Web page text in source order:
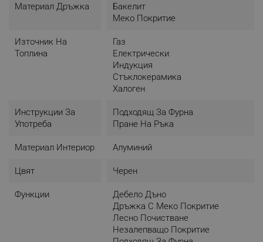
Материал Дръжка
Бакелит
Меко Покритие
Източник На
Топлина
Газ
Електрически
Индукция
Стъклокерамика
Халоген
Инструкции За
Употреба
Подходящ За Фурна
Пране На Ръка
Материал Интериор Алуминий
Цвят Черен
Функции
Дебело Дъно
Дръжка С Меко Покритие
Лесно Почистване
Незалепващо Покритие